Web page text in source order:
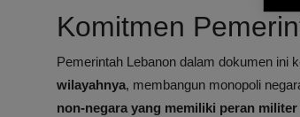
Komitmen
Pemerintah Lebanon dalam dokumen ini
wilayahnya, membangun monopoli
non-negara yang memiliki peran